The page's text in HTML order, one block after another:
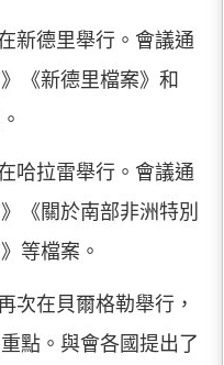
新德里舉行。會議通
《新德里檔案》和
哈拉雷舉行。會議通
《關於南部非洲特別
等檔案。
次在貝爾格勒舉行，
點。與會各國提出了